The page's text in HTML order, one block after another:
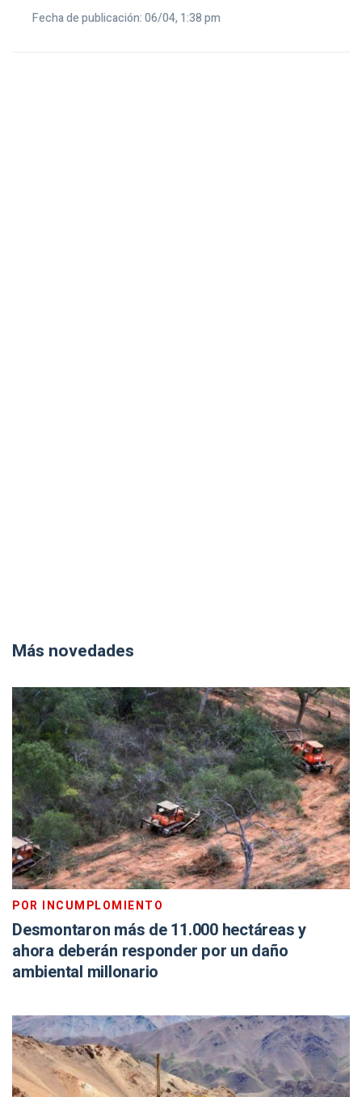
Fecha de publicación: 06/04, 1:38 pm
Más novedades
POR INCUMPLOMIENTO
Desmontaron más de 11.000 hectáreas y
ahora deberán responder por un daño
ambiental millonario